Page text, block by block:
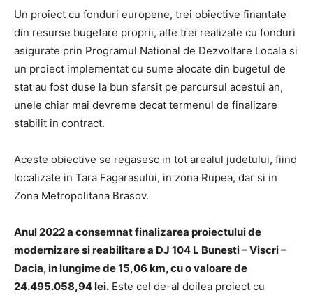
Un proiect cu fonduri europene, trei obiective finantate
din resurse bugetare proprii, alte trei realizate cu fonduri
asigurate prin Programul National de Dezvoltare Locala si
un proiect implementat cu sume alocate din bugetul de
stat au fost duse la bun sfarsit pe parcursul acestui an,
unele chiar mai devreme decat termenul de finalizare
stabilit in contract.
Aceste obiective se regasesc in tot arealul judetului, fiind
localizate in Tara Fagarasului, in zona Rupea, dar si in
Zona Metropolitana Brasov.
Anul 2022 a consemnat finalizarea proiectului de
modernizare si reabilitare a DJ 104 L Bunesti – Viscri –
Dacia, in lungime de 15,06 km, cu o valoare de
24.495.058,94 lei. Este cel de-al doilea proiect cu